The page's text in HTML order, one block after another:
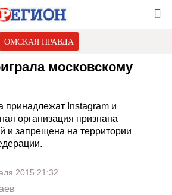
ОМСКАЯ ПРАВДА
московскому
принадлежат Instagram и
организация признана
и запрещена на территории
2015 21:32